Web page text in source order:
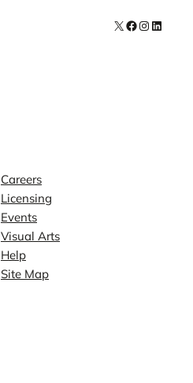
X Facebook
Careers
Licensing
Events
Visual Arts
Help
Site Map